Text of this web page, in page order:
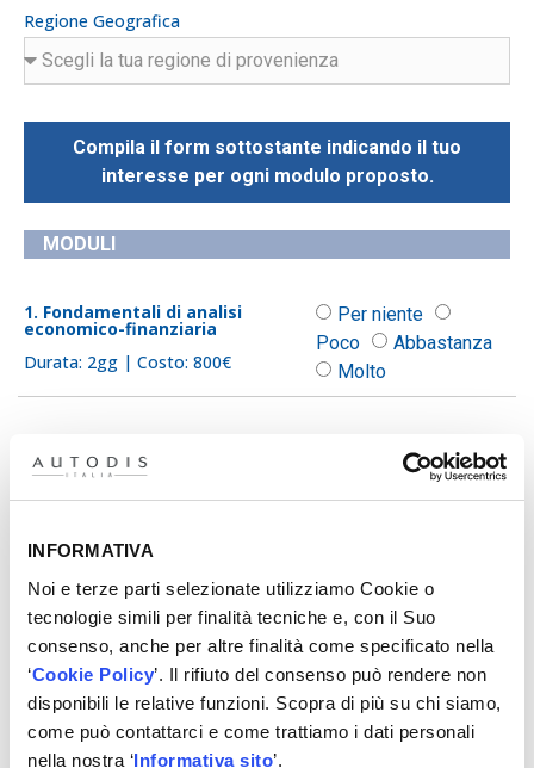
INFORMATIVA
Noi e terze parti selezionate utilizziamo Cookie o
tecnologie simili per finalità tecniche e, con il Suo
consenso, anche per altre finalità come specificato nella
‘Cookie Policy’. Il rifiuto del consenso può rendere non
disponibili le relative funzioni. Scopra di più su chi siamo,
come può contattarci e come trattiamo i dati personali
nella nostra ‘Informativa sito’.
Regione Geografica
Compila il form sottostante indicando il tuo
interesse per ogni modulo proposto.
MODULI
1. Fondamentali di analisi
economico-finanziaria
Durata: 2gg | Costo: 800€
Per niente
Poco
Abbastanza
Molto
gestione
Durata: 1gg | Costo: 400€
Per niente
Abbastanza
Molto
3. Il processo logistico
Durata: 1gg | Costo: 400€
Per niente
Poco
Abbastanza
Molto
4. Modelli di simulazione
economico-finanziaria
delle decisioni aziendali
Per niente